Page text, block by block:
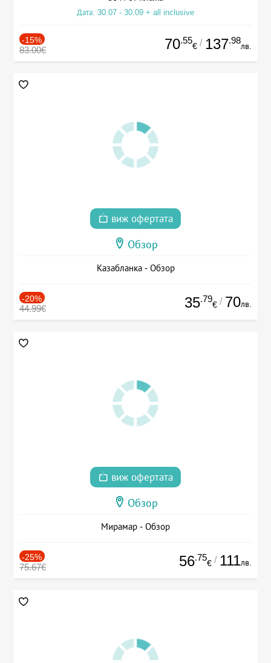
Дата: 30.07 - 30.09 + all inclusive
-15%
83.00€ 70.55
€ / 137.98
лв.
виж офертата
Обзор
Казабланка - Обзор
-20%
44.99€ 35.79
€ / 70лв.
виж офертата
Обзор
Мирамар - Обзор
-25%
75.67€ 56.75
€ / 111лв.